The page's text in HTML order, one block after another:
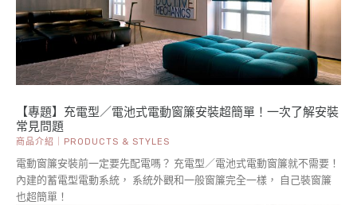
【專題】充電型／電池式電動窗簾安裝超簡單！一次了解安裝
常見問題
商品介紹｜PRODUCTS & STYLES
電動窗簾安裝前一定要先配電嗎？ 充電型／電池式電動窗簾就不需要！
內建的蓄電型電動系統， 系統外觀和一般窗簾完全一樣， 自己裝窗簾
也超簡單！